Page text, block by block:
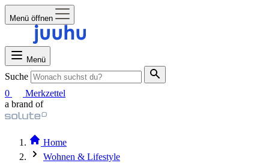
Menü öffnen
Menü
Suche
0
Merkzettel
a brand of
Home
Wohnen & Lifestyle